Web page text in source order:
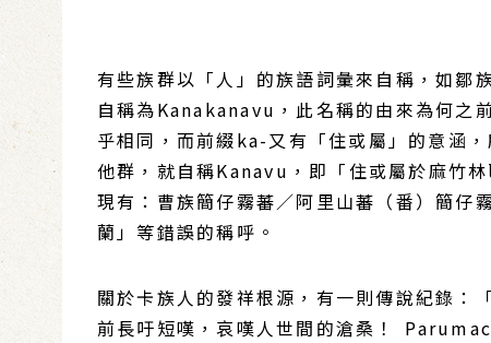
有些族群以「人」的族語詞彙來自稱，如
自稱為Kanakanavu，此名稱的由來為何之
乎相同，而前綴ka-又有「住或屬」的意涵
他群，就自稱Kanavu，即「住或屬於麻竹
現有：曹族簡仔霧蕃／阿里山蕃（番）簡
蘭」等錯誤的稱呼。
關於卡族人的發祥根源，有一則傳說紀錄
前長吁短嘆，哀嘆人世間的滄桑！